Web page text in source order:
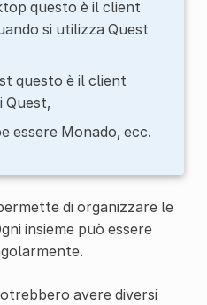
questo è il client
si utilizza Quest
questo è il client
Quest,
essere Monado, ecc.
di organizzare le
insieme può essere
avere diversi